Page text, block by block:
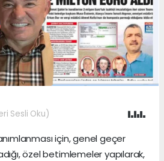
Sesli Oku)
için, genel geçer
özel betimlemeler yapılarak,